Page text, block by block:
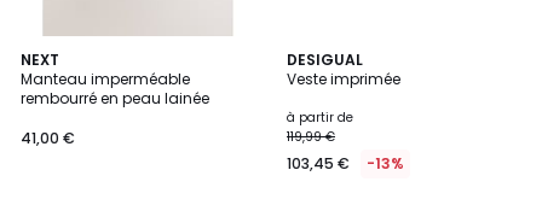
NEXT
Manteau imperméable
rembourré en peau lainée
41,00 €
2
Couleurs
DESIGUAL
Veste imprimée
à partir de
119,99 €
103,45 € -13%